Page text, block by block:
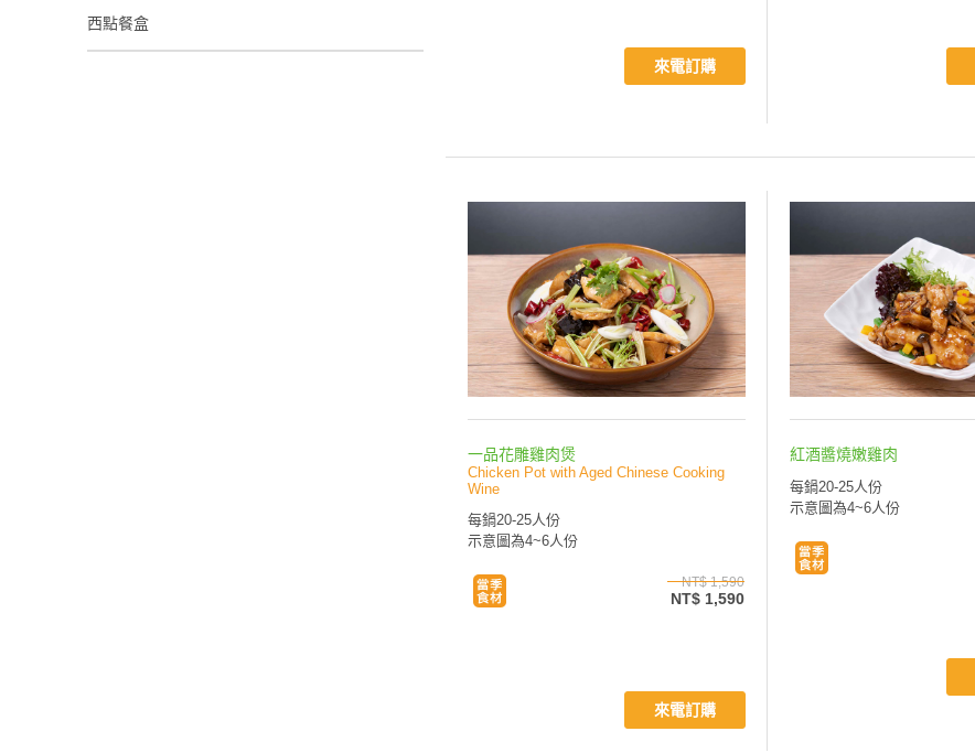
西點餐盒
來電訂購
一品花雕雞肉煲
Chicken Pot with Aged Chinese Cooking
Wine
每鍋20-25人份
示意圖為4~6人份
NT$ 1,590
NT$ 1,590
來電訂購
紅酒醬燒嫩雞肉
每鍋20-25人份
示意圖為4~6人份